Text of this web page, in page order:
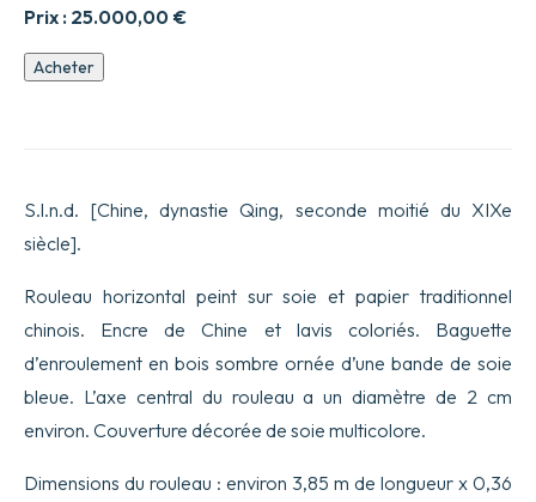
Prix : 25.000,00 €
quantité
de
UN
CORTÈGE
DE
Acheter
S.l.n.d. [Chine, dynastie Qing, seconde moitié du XIXe
siècle].
Rouleau horizontal peint sur soie et papier traditionnel
chinois. Encre de Chine et lavis coloriés. Baguette
d’enroulement en bois sombre ornée d’une bande de soie
bleue. L’axe central du rouleau a un diamètre de 2 cm
environ. Couverture décorée de soie multicolore.
Dimensions du rouleau : environ 3,85 m de longueur x 0,36